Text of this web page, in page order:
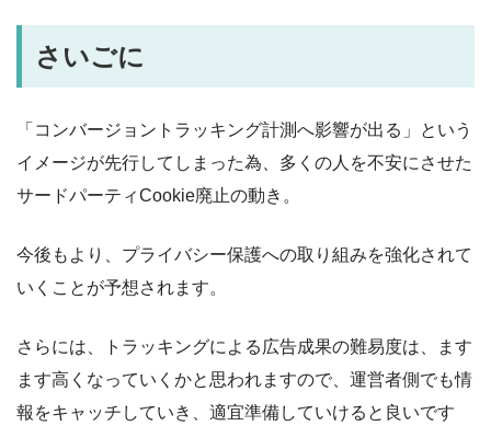
さいごに
「コンバージョントラッキング計測へ影響が出る」という
イメージが先行してしまった為、多くの人を不安にさせた
サードパーティCookie廃止の動き。
今後もより、プライバシー保護への取り組みを強化されて
いくことが予想されます。
さらには、トラッキングによる広告成果の難易度は、ます
ます高くなっていくかと思われますので、運営者側でも情
報をキャッチしていき、適宜準備していけると良いです